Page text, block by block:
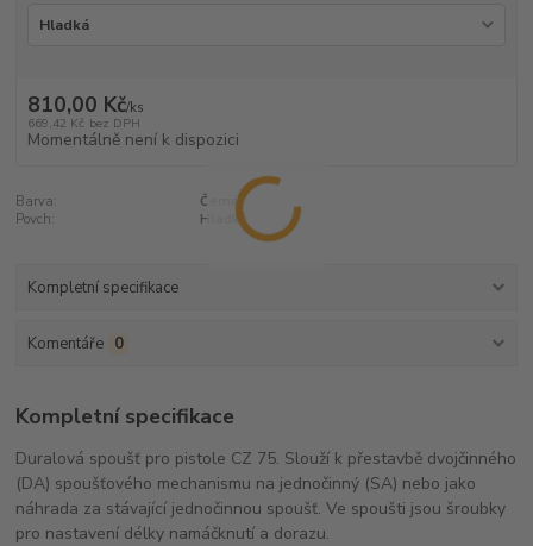
810,00 Kč/ks
669,42 Kč bez DPH
Momentálně není k dispozici
Barva:
Černá
Povch:
Hladká
Kompletní specifikace
Komentáře 0
Kompletní specifikace
Duralová spoušť pro pistole CZ 75. Slouží k přestavbě dvojčinného
(DA) spoušťového mechanismu na jednočinný (SA) nebo jako
náhrada za stávající jednočinnou spoušť. Ve spoušti jsou šroubky
pro nastavení délky namáčknutí a dorazu.